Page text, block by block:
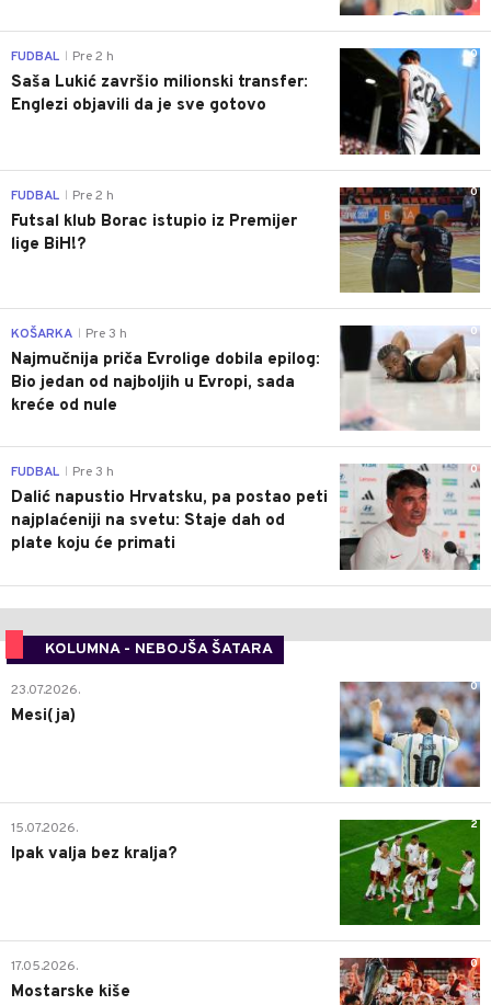
0
FUDBAL Pre 2 h
Saša Lukić završio milionski transfer:
Englezi objavili da je sve gotovo
0
FUDBAL Pre 2 h
Futsal klub Borac istupio iz Premijer
lige BiH!?
0
KOŠARKA Pre 3 h
Najmučnija priča Evrolige dobila epilog:
Bio jedan od najboljih u Evropi, sada
kreće od nule
0
FUDBAL Pre 3 h
Dalić napustio Hrvatsku, pa postao peti
najplaćeniji na svetu: Staje dah od
plate koju će primati
KOLUMNA - NEBOJŠA ŠATARA
0
23.07.2026.
Mesi(ja)
2
15.07.2026.
Ipak valja bez kralja?
0
17.05.2026.
Mostarske kiše